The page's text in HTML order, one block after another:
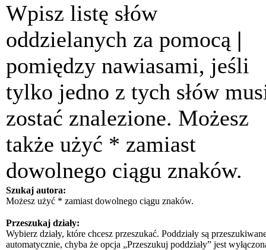
Wpisz listę słów
oddzielanych za pomocą |
pomiędzy nawiasami, jeśli
tylko jedno z tych słów
zostać znalezione. Możesz
także użyć * zamiast
dowolnego ciągu znaków.
Szukaj autora:
Możesz użyć * zamiast dowolnego ciągu znaków.
Przeszukaj działy:
Wybierz działy, które chcesz przeszukać. Poddziały są
automatycznie, chyba że opcja „Przeszukuj poddziały” jest